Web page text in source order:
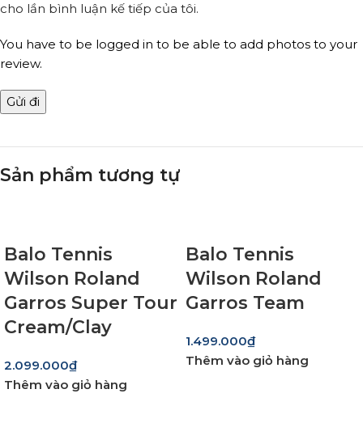
cho lần bình luận kế tiếp của tôi.
You have to be logged in to be able to add photos to your
review.
Sản phẩm tương tự
Balo Tennis
Wilson Roland
Garros Super Tour
Cream/Clay
2.099.000₫
Thêm vào giỏ hàng
Balo Tennis
Wilson Roland
Garros Team
1.499.000₫
Thêm vào giỏ hàng